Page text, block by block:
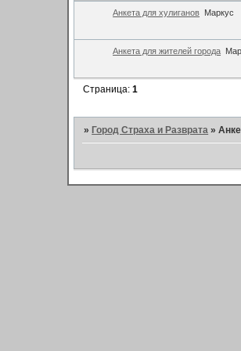
Анкета для хулиганов Маркус
Анкета для жителей города
Страница:1
» Город Страха и Разврата »